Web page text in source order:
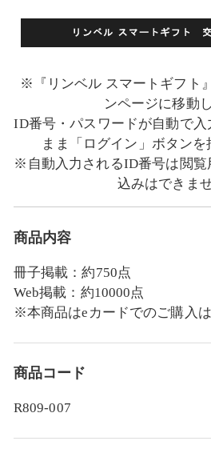
※『リンベル スマートギフト
ンページに移動
ID番号・パスワードが自動で
まま「ログイン」ボタンを
※自動入力されるID番号は閲覧
込みはできませ
商品内容
冊子掲載：約750点
Web掲載：約10000点
※本商品はeカードでのご購入は
商品コード
R809-007